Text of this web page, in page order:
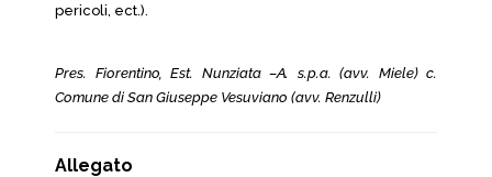
pericoli, ect.).
Pres. Fiorentino, Est. Nunziata –A. s.p.a. (avv. Miele) c.
Comune di San Giuseppe Vesuviano (avv. Renzulli)
Allegato